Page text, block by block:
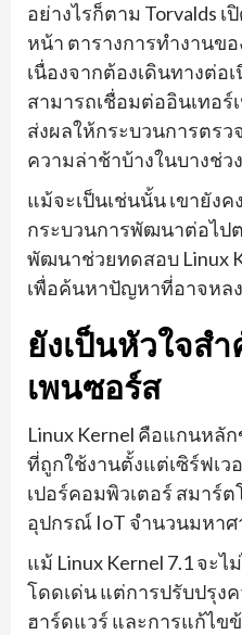
อย่างไรก็ตาม Torvalds
หน้า ตารางการทำงานข
เนื่องจากต้องเดินทางต่อ
สามารถเชื่อมต่ออินเทอร์
ส่งผลให้กระบวนการตร
ความล่าช้าบ้างในบางช่วง
แม้จะเป็นเช่นนั้น เขายัง
กระบวนการพัฒนาต่อไป
พัฒนาช่วยทดสอบ Linux
เพื่อค้นหาปัญหาที่อาจหล
ยังเป็นหัวใจส
เพนซอร์ส
Linux Kernel คือแกนหลั
ที่ถูกใช้งานตั้งแต่เซิร์ฟเว
เปอร์คอมพิวเตอร์ สมาร์
อุปกรณ์ IoT จำนวนมหาศ
แม้ Linux Kernel 7.1 จะ
โดดเด่น แต่การปรับปรุง
ฮาร์ดแวร์ และการแก้ไข